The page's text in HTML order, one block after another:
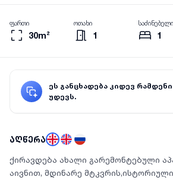
30m²
ფართი
1
ოთახი
1
საძინებელი
ეს განცხადება კიდევ
უდევს.
აღწერა
ქირავდება ახალი გარემონტებული
აივნით, მდინარე